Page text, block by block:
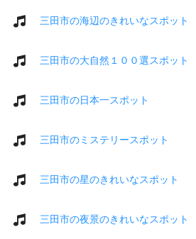
三田市の海辺のきれいなスポット
三田市の大自然１００選スポット
三田市の日本一スポット
三田市のミステリースポット
三田市の星のきれいなスポット
三田市の夜景のきれいなスポット